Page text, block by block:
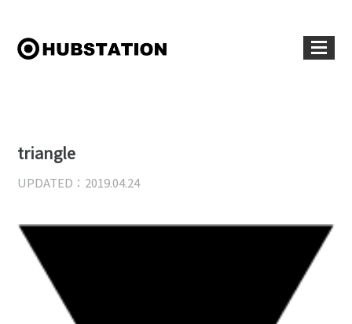
triangle
UPDATED：2019.04.24